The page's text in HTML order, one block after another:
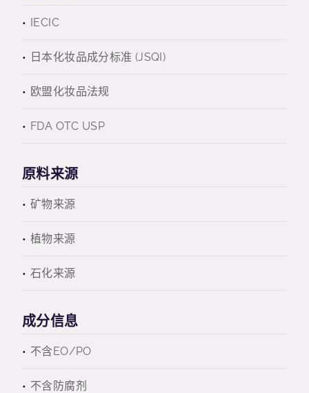
IECIC
日本化妆品成分标准 (JSQI)
欧盟化妆品法规
FDA OTC USP
原料来源
矿物来源
植物来源
石化来源
成分信息
不含EO/PO
不含防腐剂